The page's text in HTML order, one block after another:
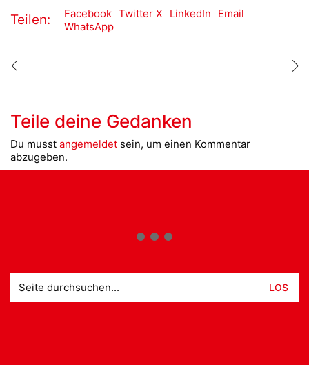
Teilen: Facebook Twitter X LinkedIn
Email
WhatsApp
Teile deine Gedanken
Du musst angemeldet sein, um einen Kommentar
abzugeben.
nach: